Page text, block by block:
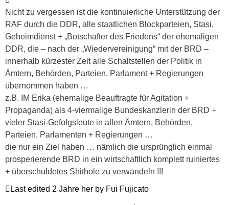
Nicht zu vergessen ist die kontinuierliche Unterstützung der
RAF durch die DDR, alle staatlichen Blockparteien, Stasi,
Geheimdienst + „Botschafter des Friedens“ der ehemaligen
DDR, die – nach der „Wiedervereinigung“ mit der BRD –
innerhalb kürzester Zeit alle Schaltstellen der Politik in
Ämtern, Behörden, Parteien, Parlament + Regierungen
übernommen haben …
z.B. IM Erika (ehemalige Beauftragte für Agitation +
Propaganda) als 4-viermalige Bundeskanzlerin der BRD +
vieler Stasi-Gefolgsleute in allen Ämtern, Behörden,
Parteien, Parlamenten + Regierungen …
die nur ein Ziel haben … nämlich die ursprünglich einmal
prosperierende BRD in ein wirtschaftlich komplett ruiniertes
+ überschuldetes Shithole zu verwandeln !!!
Last edited 2 Jahre her by Fui Fujicato